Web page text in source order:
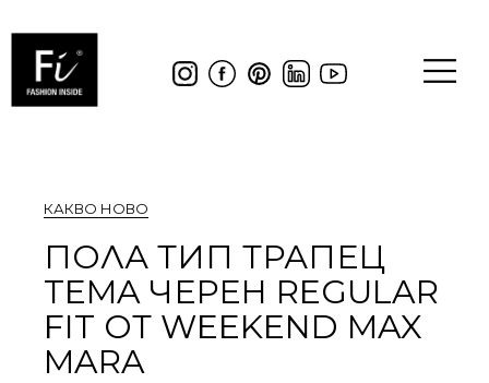
КАКВО НОВО
ПОЛА ТИП ТРАПЕЦ
TEMA ЧЕРЕН REGULAR
FIT ОТ WEEKEND MAX
MARA